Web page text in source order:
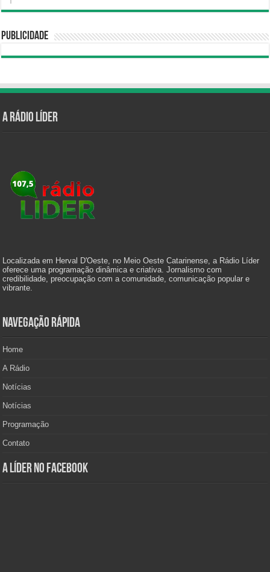
Publicidade
A Rádio Líder
Localizada em Herval D'Oeste, no Meio Oeste Catarinense, a Rádio Líder
oferece uma programação dinâmica e criativa. Jornalismo com
credibilidade, preocupação com a comunidade, comunicação popular e
vibrante.
Navegação Rápida
Home
A Rádio
Notícias
Notícias
Programação
Contato
A Líder no Facebook